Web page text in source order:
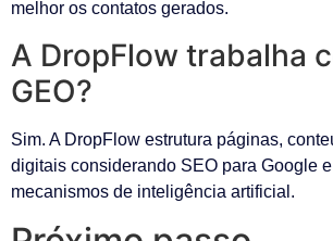
melhor os contatos gerados.
A DropFlow trabalha
GEO?
Sim. A DropFlow estrutura páginas,
digitais considerando SEO para Google
mecanismos de inteligência artificial.